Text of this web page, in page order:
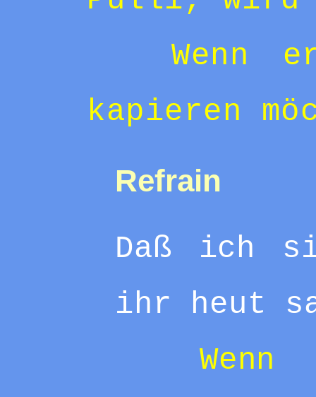
Wenn
kapieren
Refrain
Daß ich
ihr heut